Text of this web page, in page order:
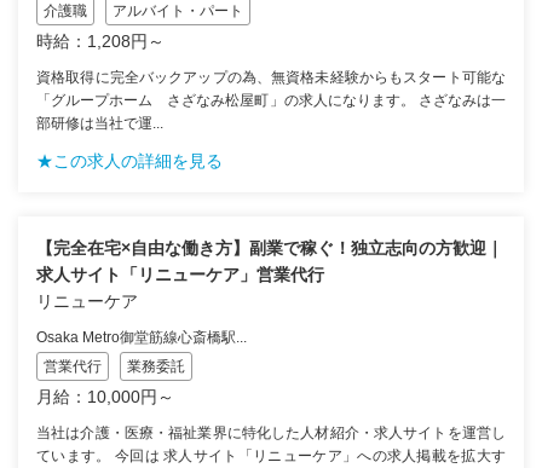
介護職
アルバイト・パート
時給：1,208円～
資格取得に完全バックアップの為、無資格未経験からもスタート可能な
「グループホーム さざなみ松屋町」の求人になります。 さざなみは一
部研修は当社で運...
★この求人の詳細を見る
【完全在宅×自由な働き方】副業で稼ぐ！独立志向の方歓迎｜
求人サイト「リニューケア」営業代行
リニューケア
Osaka Metro御堂筋線心斎橋駅...
営業代行
業務委託
月給：10,000円～
当社は介護・医療・福祉業界に特化した人材紹介・求人サイトを運営し
ています。 今回は 求人サイト「リニューケア」への求人掲載を拡大す